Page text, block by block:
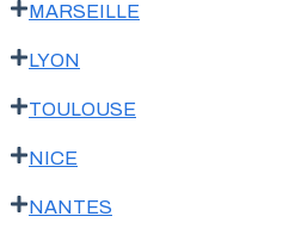
MARSEILLE
LYON
TOULOUSE
NICE
NANTES